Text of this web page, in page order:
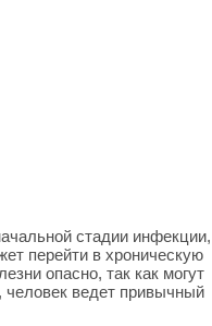
стадии инфекции,
перейти в хроническую
опасно, так как могут
человек ведет привычный